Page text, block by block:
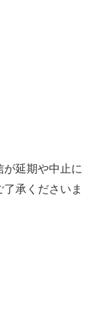
延期や中止に
承くださいま